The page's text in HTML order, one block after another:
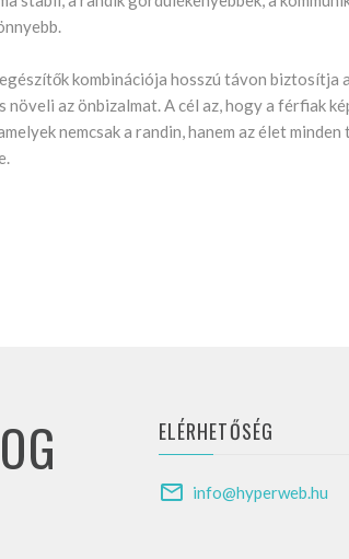
kombinációja hosszú távon biztosítja
az önbizalmat. A cél az, hogy a férfiak
nemcsak a randin, hanem az élet
ELÉRHETŐSÉG
info@hyperweb.hu